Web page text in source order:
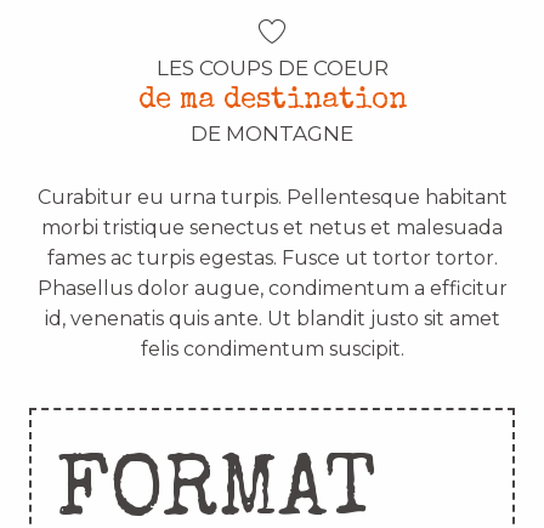
LES COUPS DE COEUR
de ma destination
DE MONTAGNE
Curabitur eu urna turpis. Pellentesque habitant
morbi tristique senectus et netus et malesuada
fames ac turpis egestas. Fusce ut tortor tortor.
Phasellus dolor augue, condimentum a efficitur
id, venenatis quis ante. Ut blandit justo sit amet
felis condimentum suscipit.
FORMAT